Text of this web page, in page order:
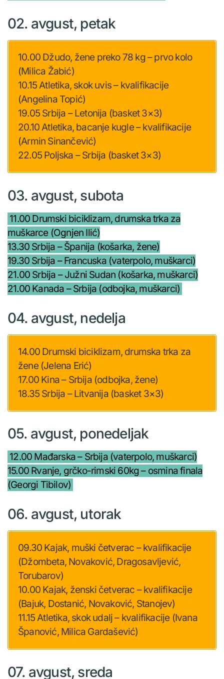
02. avgust, petak
10.00 Džudo, žene preko 78 kg – prvo kolo
(Milica Žabić)
10.15 Atletika, skok uvis – kvalifikacije
(Angelina Topić)
19.05 Srbija – Letonija (basket 3×3)
20.10 Atletika, bacanje kugle – kvalifikacije
(Armin Sinančević)
22.05 Poljska – Srbija (basket 3×3)
03. avgust, subota
11.00 Drumski biciklizam, drumska trka za
muškarce (Ognjen Ilić)
13.30 Srbija – Španija (košarka, žene)
19.30 Srbija – Francuska (vaterpolo, muškarci)
21.00 Srbija – Južni Sudan (košarka, muškarci)
21.00 Kanada – Srbija (odbojka, muškarci)
04. avgust, nedelja
14.00 Drumski biciklizam, drumska trka za
žene (Jelena Erić)
17.00 Kina – Srbija (odbojka, žene)
18.35 Srbija – Litvanija (basket 3×3)
05. avgust, ponedeljak
12.00 Mađarska – Srbija (vaterpolo, muškarci)
15.00 Rvanje, grčko-rimski 60kg – osmina finala
(Georgi Tibilov)
06. avgust, utorak
09.30 Kajak, muški četverac – kvalifikacije
(Džombeta, Novaković, Dragosavljević,
Torubarov)
10.00 Kajak, ženski četverac – kvalifikacije
(Bajuk, Dostanić, Novaković, Stanojev)
11.15 Atletika, skok udalj – kvalifikacije (Ivana
Španović, Milica Gardašević)
07. avgust, sreda